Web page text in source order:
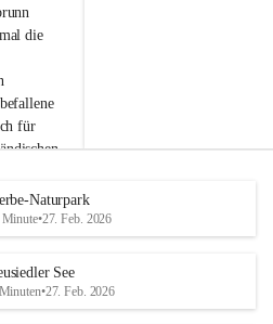
die
für
oder
Bitte
Winzer
u
e
d
r
S
Naturpark
Minute•27. Feb. 2026
See
•27. Feb. 2026